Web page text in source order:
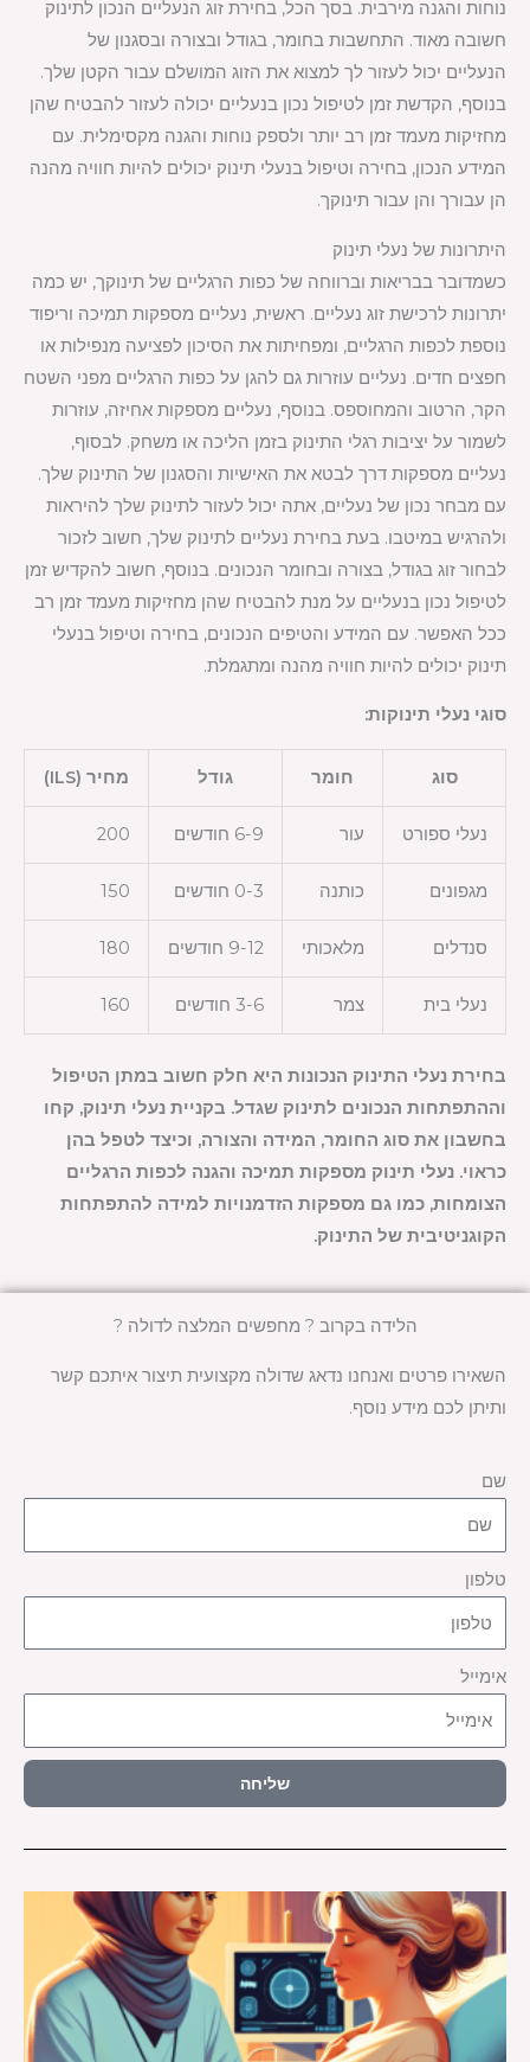
הלידה בקרוב ? מחפשים המלצה לדולה ?
השאירו פרטים ואנחנו נדאג שדולה מקצועית תיצור איתכם קשר
ותיתן לכם מידע נוסף.
שם
טלפון
אימייל
שליחה
נוחות והגנה מירבית. בסך הכל, בחירת זוג הנעליים הנכון לתינוק
חשובה מאוד. התחשבות בחומר, בגודל ובצורה ובסגנון של
הנעליים יכול לעזור לך למצוא את הזוג המושלם עבור הקטן שלך.
בנוסף, הקדשת זמן לטיפול נכון בנעליים יכולה לעזור להבטיח שהן
מחזיקות מעמד זמן רב יותר ולספק נוחות והגנה מקסימלית. עם
המידע הנכון, בחירה וטיפול בנעלי תינוק יכולים להיות חוויה מהנה
הן עבורך והן עבור תינוקך.
היתרונות של נעלי תינוק
כשמדובר בבריאות וברווחה של כפות הרגליים של תינוקך, יש כמה
יתרונות לרכישת זוג נעליים. ראשית, נעליים מספקות תמיכה וריפוד
נוספת לכפות הרגליים, ומפחיתות את הסיכון לפציעה מנפילות או
חפצים חדים. נעליים עוזרות גם להגן על כפות הרגליים מפני השטח
הקר, הרטוב והמחוספס. בנוסף, נעליים מספקות אחיזה, עוזרות
לשמור על יציבות רגלי התינוק בזמן הליכה או משחק. לבסוף,
נעליים מספקות דרך לבטא את האישיות והסגנון של התינוק שלך.
עם מבחר נכון של נעליים, אתה יכול לעזור לתינוק שלך להיראות
ולהרגיש במיטבו. בעת בחירת נעליים לתינוק שלך, חשוב לזכור
לבחור זוג בגודל, בצורה ובחומר הנכונים. בנוסף, חשוב להקדיש זמן
לטיפול נכון בנעליים על מנת להבטיח שהן מחזיקות מעמד זמן רב
ככל האפשר. עם המידע והטיפים הנכונים, בחירה וטיפול בנעלי
תינוק יכולים להיות חוויה מהנה ומתגמלת.
סוגי נעלי תינוקות:
סוג חומר גודל מחיר (ILS)
נעלי ספורט עור 6-9 חודשים 200
מגפונים כותנה 0-3 חודשים 150
סנדלים מלאכותי 9-12 חודשים 180
נעלי בית צמר 3-6 חודשים 160
בחירת נעלי התינוק הנכונות היא חלק חשוב במתן הטיפול
וההתפתחות הנכונים לתינוק שגדל. בקניית נעלי תינוק, קחו
בחשבון את סוג החומר, המידה והצורה, וכיצד לטפל בהן
כראוי. נעלי תינוק מספקות תמיכה והגנה לכפות הרגליים
הצומחות, כמו גם מספקות הזדמנויות למידה להתפתחות
הקוגניטיבית של התינוק.